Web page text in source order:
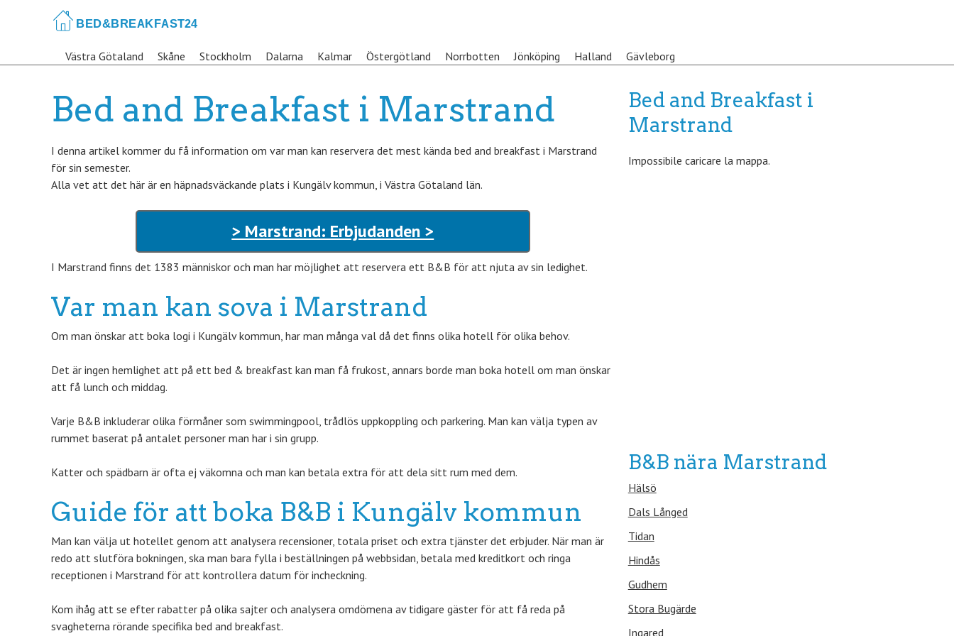
Västra Götaland Skåne Stockholm Dalarna Kalmar Östergötland Norrbotten Jönköping Halland Gävleborg
Bed and Breakfast i Marstrand
I denna artikel kommer du få information om var man kan reservera det mest kända bed and breakfast i Marstrand
för sin semester.
Alla vet att det här är en häpnadsväckande plats i Kungälv kommun, i Västra Götaland län.
> Marstrand: Erbjudanden >
I Marstrand finns det 1383 människor och man har möjlighet att reservera ett B&B för att njuta av sin ledighet.
Var man kan sova i Marstrand
Om man önskar att boka logi i Kungälv kommun, har man många val då det finns olika hotell för olika behov.
Det är ingen hemlighet att på ett bed & breakfast kan man få frukost, annars borde man boka hotell om man önskar
att få lunch och middag.
Varje B&B inkluderar olika förmåner som swimmingpool, trådlös uppkoppling och parkering. Man kan välja typen av
rummet baserat på antalet personer man har i sin grupp.
Katter och spädbarn är ofta ej väkomna och man kan betala extra för att dela sitt rum med dem.
Guide för att boka B&B i Kungälv kommun
Man kan välja ut hotellet genom att analysera recensioner, totala priset och extra tjänster det erbjuder. När man är
redo att slutföra bokningen, ska man bara fylla i beställningen på webbsidan, betala med kreditkort och ringa
receptionen i Marstrand för att kontrollera datum för incheckning.
Kom ihåg att se efter rabatter på olika sajter och analysera omdömena av tidigare gäster för att få reda på
svagheterna rörande specifika bed and breakfast.
Bed and Breakfast i
Marstrand
Impossibile caricare la mappa.
B&B nära Marstrand
Hälsö
Dals Långed
Tidan
Hindås
Gudhem
Stora Bugärde
Ingared